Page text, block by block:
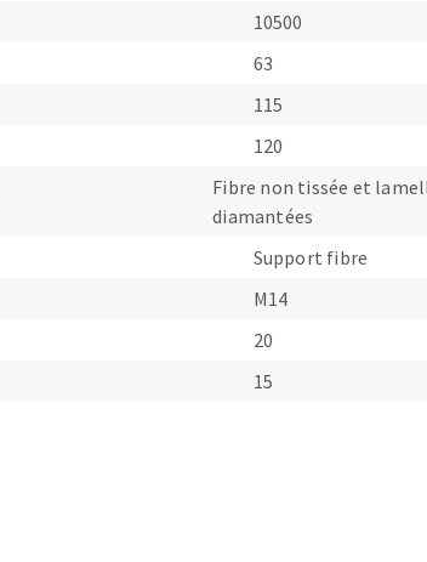
10500
63
115
120
Fibre non tissée et
diamantées
Support fibre
M14
20
15